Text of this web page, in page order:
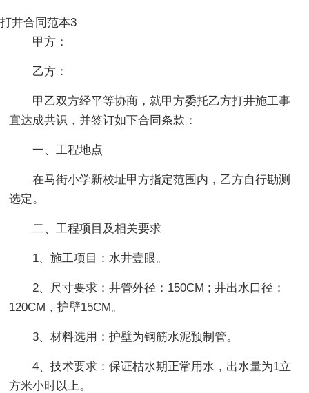
打井合同范本3
甲方：
乙方：
甲乙双方经平等协商，就甲方委托乙方打井施工事
宜达成共识，并签订如下合同条款：
一、工程地点
在马街小学新校址甲方指定范围内，乙方自行勘测
选定。
二、工程项目及相关要求
1、施工项目：水井壹眼。
2、尺寸要求：井管外径：150CM ; 井出水口径：
120CM，护壁15CM。
3、材料选用：护壁为钢筋水泥预制管。
4、技术要求：保证枯水期正常用水，出水量为1立
方米小时以上。